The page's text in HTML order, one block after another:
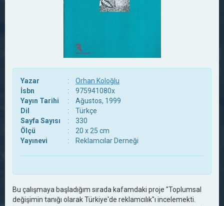
Yazar :
Orhan Koloğlu
İsbn
:
975941080x
Yayın Tarihi
:
Ağustos, 1999
Dil
:
Türkçe
Sayfa Sayısı
:
330
Ölçü
:
20 x 25 cm
Yayınevi
: Reklamcılar Derneği
Bu çalışmaya başladığım sırada kafamdaki proje "Toplumsal
değişimin tanığı olarak Türkiye'de reklamcılık"ı incelemekti.